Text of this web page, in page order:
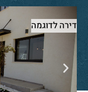
דירה לדוגמה